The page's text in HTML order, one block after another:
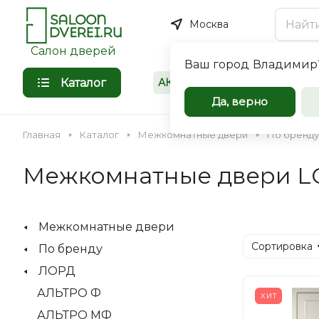
Салон дверей
Москва
Ваш город
Да, верно
Каталог АКЦИИ
Главная Каталог Межкомнатные двери По бренду
Межкомнатные двери
Сортировка
ХИТ
Межкомнатные двери
По бренду
ЛОРД
АЛЬТРО Ф
АЛЬТРО МФ
входные
организации,
индивидуальных